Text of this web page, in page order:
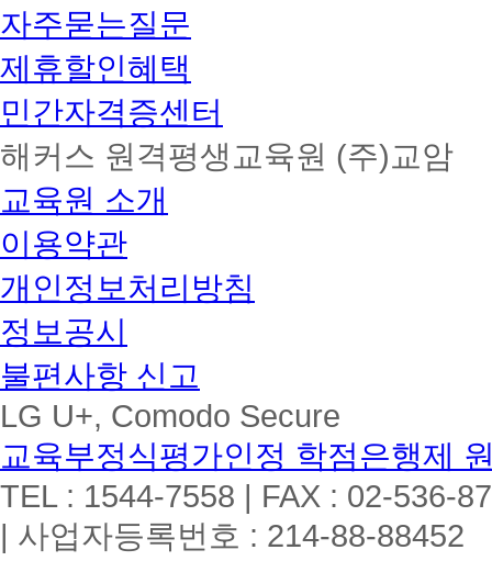
자주묻는질문
제휴할인혜택
민간자격증센터
해커스 원격평생교육원 (주)교암
교육원 소개
이용약관
개인정보처리방침
정보공시
불편사항 신고
LG U+, Comodo Secure
교육부정식평가인정 학점은행제
TEL : 1544-7558 | FAX : 02-536-
| 사업자등록번호 : 214-88-88452